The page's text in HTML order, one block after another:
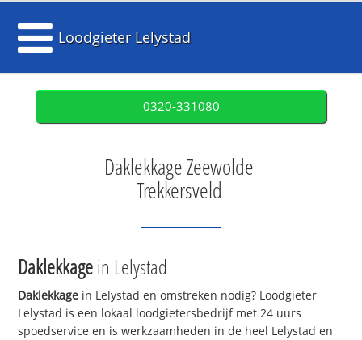
Loodgieter Lelystad
0320-331080
Daklekkage Zeewolde
Trekkersveld
Daklekkagein Lelystad
Daklekkage in Lelystad en omstreken nodig? Loodgieter
Lelystad is een lokaal loodgietersbedrijf met 24 uurs
spoedservice en is werkzaamheden in de heel Lelystad en